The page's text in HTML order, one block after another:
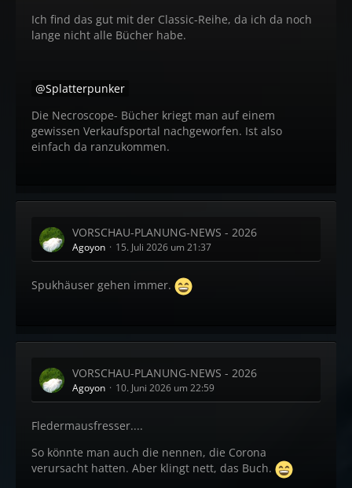
Ich find das gut mit der Classic-Reihe, da ich da noch
lange nicht alle Bücher habe.
Splatterpunker
Die Necroscope- Bücher kriegt man auf einem
gewissen Verkaufsportal nachgeworfen. Ist also
einfach da ranzukommen.
VORSCHAU-PLANUNG-NEWS - 2026
Agoyon 15. Juli 2026 um 21:37
Spukhäuser gehen immer.
VORSCHAU-PLANUNG-NEWS - 2026
Agoyon 10. Juni 2026 um 22:59
Fledermausfresser....
So könnte man auch die nennen, die Corona
verursacht hatten. Aber klingt nett, das Buch.